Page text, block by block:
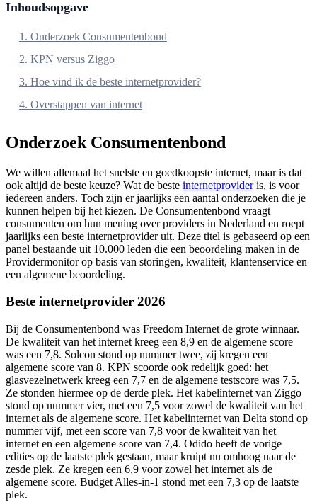
Inhoudsopgave
1. Onderzoek Consumentenbond
2. KPN versus Ziggo
3. Hoe vind ik de beste internetprovider?
4. Overstappen van internet
Onderzoek Consumentenbond
We willen allemaal het snelste en goedkoopste internet, maar is dat
ook altijd de beste keuze? Wat de beste internetprovideris, is voor
iedereen anders. Toch zijn er jaarlijks een aantal onderzoeken die je
kunnen helpen bij het kiezen. De Consumentenbond vraagt
consumenten om hun mening over providers in Nederland en roept
jaarlijks een beste internetprovider uit. Deze titel is gebaseerd op een
panel bestaande uit 10.000 leden die een beoordeling maken in de
Providermonitor op basis van storingen, kwaliteit, klantenservice en
een algemene beoordeling.
Beste internetprovider 2026
Bij de Consumentenbond was Freedom Internet de grote winnaar.
De kwaliteit van het internet kreeg een 8,9 en de algemene score
was een 7,8. Solcon stond op nummer twee, zij kregen een
algemene score van 8. KPN scoorde ook redelijk goed: het
glasvezelnetwerk kreeg een 7,7 en de algemene testscore was 7,5.
Ze stonden hiermee op de derde plek. Het kabelinternet van Ziggo
stond op nummer vier, met een 7,5 voor zowel de kwaliteit van het
internet als de algemene score. Het kabelinternet van Delta stond op
nummer vijf, met een score van 7,8 voor de kwaliteit van het
internet en een algemene score van 7,4. Odido heeft de vorige
edities op de laatste plek gestaan, maar kruipt nu omhoog naar de
zesde plek. Ze kregen een 6,9 voor zowel het internet als de
algemene score. Budget Alles-in-1 stond met een 7,3 op de laatste
plek.